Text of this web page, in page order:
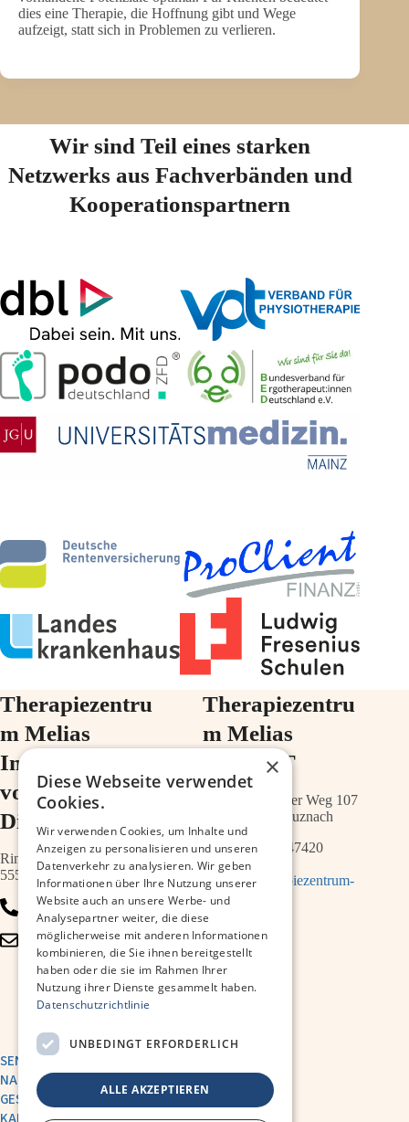
dies eine Therapie, die Hoffnung gibt und Wege
aufzeigt, statt sich in Problemen zu verlieren.
Wir sind Teil eines starken
Netzwerks aus Fachverbänden und
Kooperationspartnern
Therapiezentru
m Melias
Im Ärztehaus
vor der
Diakonie
Ringstr.64a
55543 Bad Kreuznach
0671 – 79467700
info@therapiezentrum-
kh.de
Therapiezentru
m Melias
im ZIMT
Schwabenheimer Weg 107
55543 Bad Kreuznach
0671 – 21547420
info@therapiezentrum-
melias.de
SENDE UNS EINE
NACHRICHT
GESUNDHEITSAKADEMIE
×
Diese Webseite verwendet
Cookies.
Wir verwenden Cookies, um Inhalte und
Anzeigen zu personalisieren und unseren
Datenverkehr zu analysieren. Wir geben
Informationen über Ihre Nutzung unserer
Website auch an unsere Werbe- und
Analysepartner weiter, die diese
möglicherweise mit anderen Informationen
kombinieren, die Sie ihnen bereitgestellt
haben oder die sie im Rahmen Ihrer
Nutzung ihrer Dienste gesammelt haben.
Datenschutzrichtlinie
UNBEDINGT ERFORDERLICH
ALLE AKZEPTIEREN